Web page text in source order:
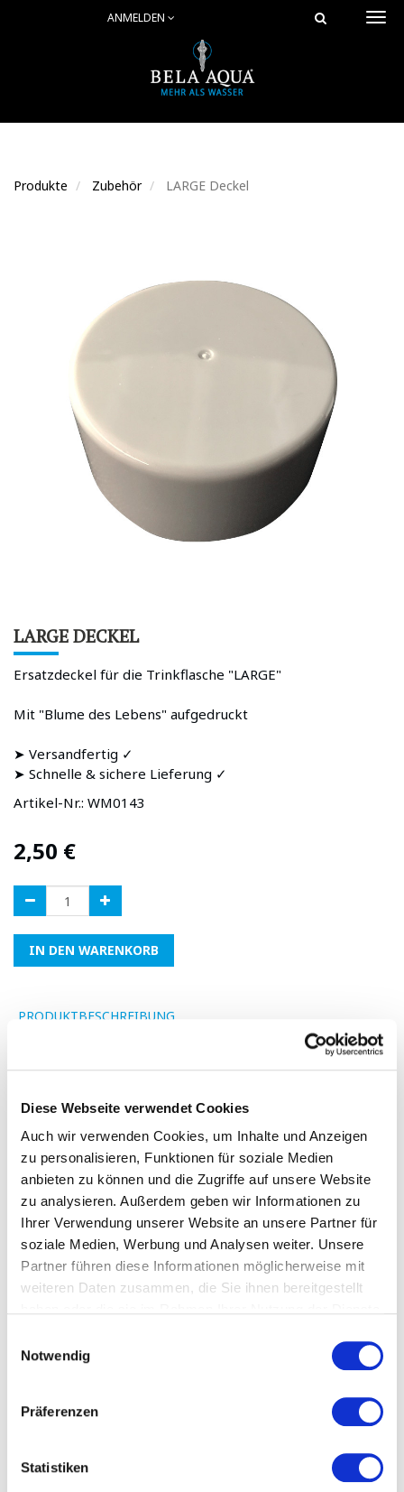
Diese Webseite verwendet Cookies
Auch wir verwenden Cookies, um Inhalte und Anzeigen
zu personalisieren, Funktionen für soziale Medien
anbieten zu können und die Zugriffe auf unsere Website
zu analysieren. Außerdem geben wir Informationen zu
Ihrer Verwendung unserer Website an unsere Partner für
soziale Medien, Werbung und Analysen weiter. Unsere
Partner führen diese Informationen möglicherweise mit
weiteren Daten zusammen, die Sie ihnen bereitgestellt
Notwendig
Präferenzen
Statistiken
ANMELDEN
Produkte Zubehör LARGE Deckel
LARGE DECKEL
Ersatzdeckel für die Trinkflasche "LARGE"
Mit "Blume des Lebens" aufgedruckt
➤ Versandfertig ✓
➤ Schnelle & sichere Lieferung ✓
Artikel-Nr.: WM0143
2,50 €
IN DEN WARENKORB
PRODUKTBESCHREIBUNG
Fügen Sie eine Bewertung hinzu
ZURÜCK